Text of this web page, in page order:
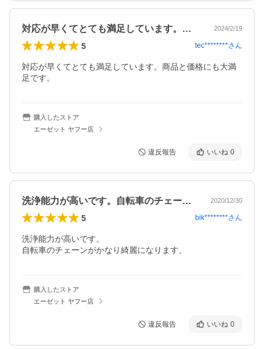
対応が早くてとても満足しています。商品… 2024/2/19
5 tec********さん
対応が早くてとても満足しています。商品と価格にも大満
購入したストア
エーゼット ヤフー店
違反報告 いいね 0
洗浄能力が高いです。自転車のチェーンが… 2020/12/30
5 bik********さん
洗浄能力が高いです。
自転車のチェーンがかなり綺麗になります。
購入したストア
エーゼット ヤフー店
違反報告 いいね 0